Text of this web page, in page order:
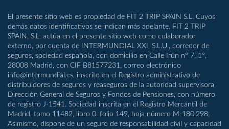
El presente sitio web es propiedad de FIT 2 TRIP SPAIN S.L. Cuyos
demás datos identificativos se indican más adelante. FIT 2 TRIP
SPAIN, S.L. actúa en el presente sitio web como colaborador
externo, por cuenta de INTERMUNDIAL XXI, S.L.U., corredor de
seguros, sociedad española, con domicilio en Calle Irún nº 7, 1º,
28008 Madrid, con CIF B81577231, correo electrónico
info@intermundial.es, inscrito en el Registro administrativo de
distribuidores de seguros y reaseguros de la autoridad supervisora
Dirección General de Seguros y Fondos de Pensiones, con número
de registro J-1541. Sociedad inscrita en el Registro Mercantil de
Madrid, tomo 11482, libro 0, folio 149, hoja número M-180.298;
Asimismo, dispone de un seguro de responsabilidad civil y capacidad